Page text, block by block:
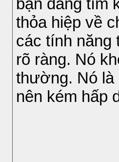
bạn đang tìm
thỏa hiệp về
các tính năng
rõ ràng. Nó
thường. Nó là
nên kém hấp